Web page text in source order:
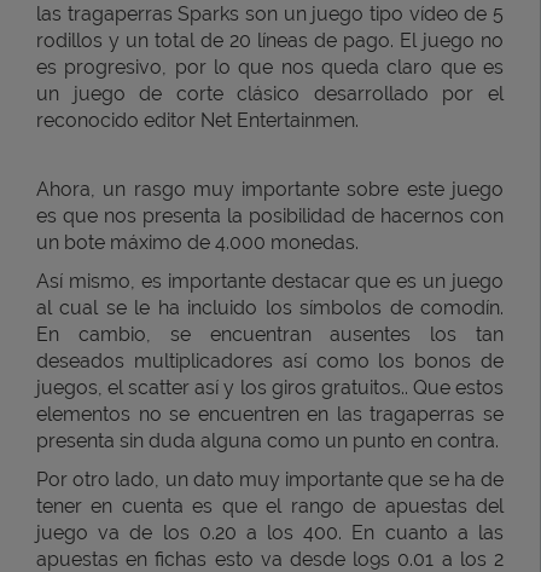
las tragaperras Sparks son un juego tipo vídeo de 5
rodillos y un total de 20 líneas de pago. El juego no
es progresivo, por lo que nos queda claro que es
un juego de corte clásico desarrollado por el
reconocido editor Net Entertainmen.
Ahora, un rasgo muy importante sobre este juego
es que nos presenta la posibilidad de hacernos con
un bote máximo de 4.000 monedas.
Así mismo, es importante destacar que es un juego
al cual se le ha incluido los símbolos de comodín.
En cambio, se encuentran ausentes los tan
deseados multiplicadores así como los bonos de
juegos, el scatter así y los giros gratuitos.. Que estos
elementos no se encuentren en las tragaperras se
presenta sin duda alguna como un punto en contra.
Por otro lado, un dato muy importante que se ha de
tener en cuenta es que el rango de apuestas del
juego va de los 0.20 a los 400. En cuanto a las
apuestas en fichas esto va desde lo9s 0.01 a los 2